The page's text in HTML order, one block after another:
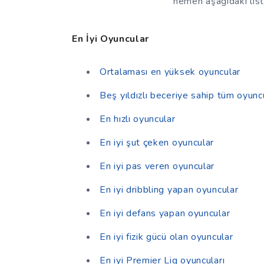
En İyi Oyuncular
Ortalaması en yüksek oyuncular
Beş yıldızlı beceriye sahip tüm
En hızlı oyuncular
En iyi şut çeken oyuncular
En iyi pas veren oyuncular
En iyi dribbling yapan oyuncular
En iyi defans yapan oyuncular
En iyi fizik gücü olan oyuncular
En iyi Premier Lig oyuncuları